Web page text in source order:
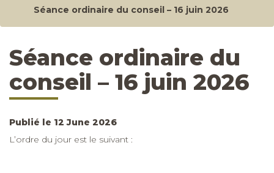
Séance ordinaire du conseil – 16 juin 2026
Séance ordinaire du
conseil – 16 juin 2026
Publié le 12 June 2026
L’ordre du jour est le suivant :